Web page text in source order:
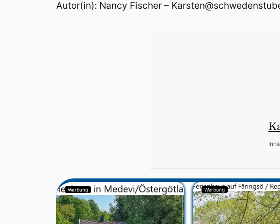
Autor(in): Nancy Fischer –
Werbung Werbung